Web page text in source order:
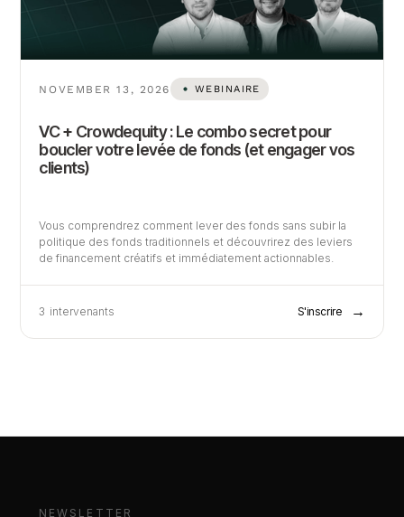
NOVEMBER 13, 2026 WEBINAIRE
VC + Crowdequity : Le combo secret pour
boucler votre levée de fonds (et engager vos
clients)
Vous comprendrez comment lever des fonds sans subir la
politique des fonds traditionnels et découvrirez des leviers
de financement créatifs et immédiatement actionnables.
3 intervenants S'inscrire →
NEWSLETTER